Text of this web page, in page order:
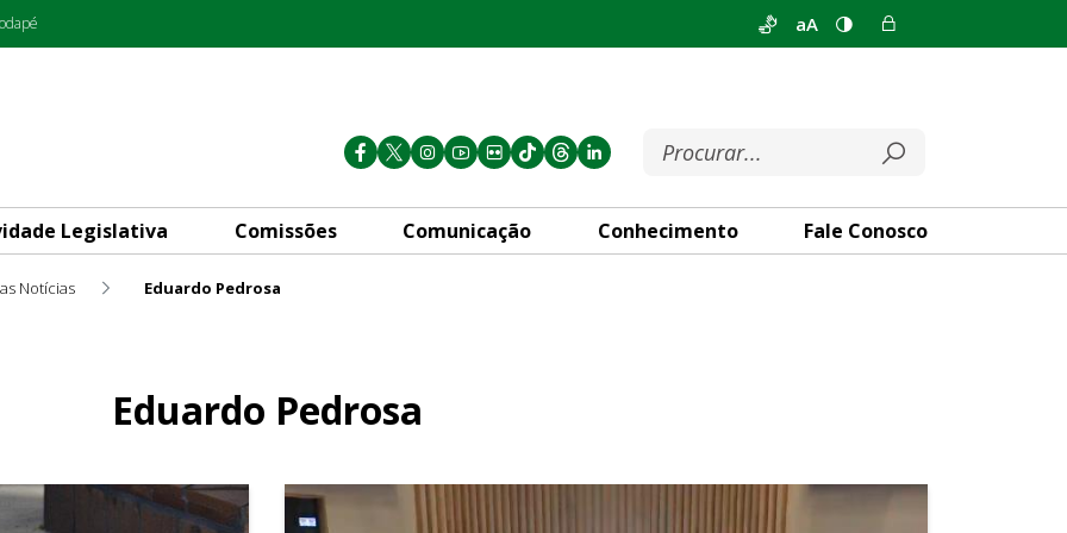
aA
Legislativa Comissões Comunicação Conhecimento Fale Conosco
Notícias Eduardo Pedrosa
Eduardo Pedrosa